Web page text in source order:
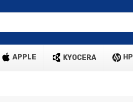
APPLE KYOCERA HP